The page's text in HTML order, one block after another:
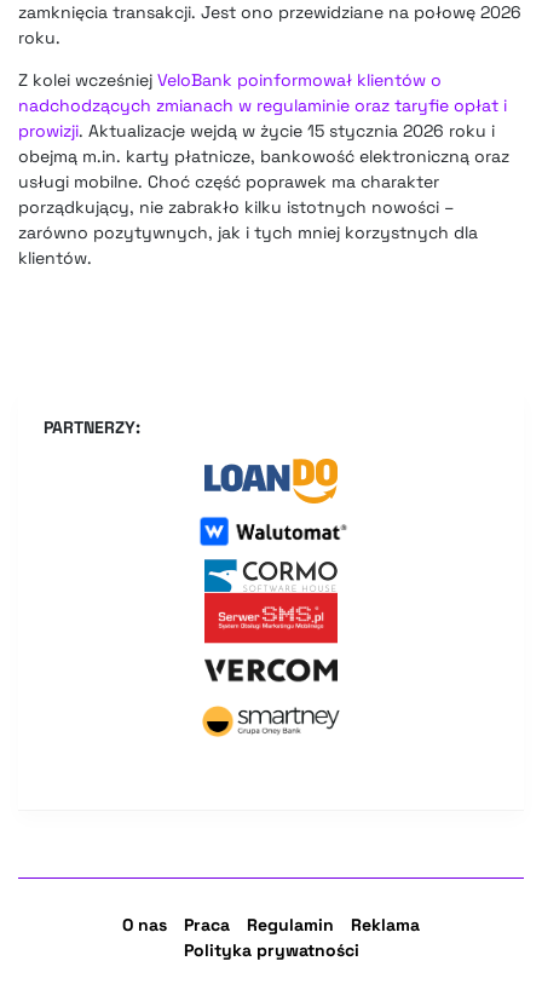
zamknięcia transakcji. Jest ono przewidziane na połowę 2026
roku.
Z kolei wcześniej VeloBank poinformował klientów o
nadchodzących zmianach w regulaminie oraz taryfie opłat i
prowizji. Aktualizacje wejdą w życie 15 stycznia 2026 roku i
obejmą m.in. karty płatnicze, bankowość elektroniczną oraz
usługi mobilne. Choć część poprawek ma charakter
porządkujący, nie zabrakło kilku istotnych nowości –
zarówno pozytywnych, jak i tych mniej korzystnych dla
klientów.
PARTNERZY:
O nas Praca Regulamin
Reklama
Polityka prywatności